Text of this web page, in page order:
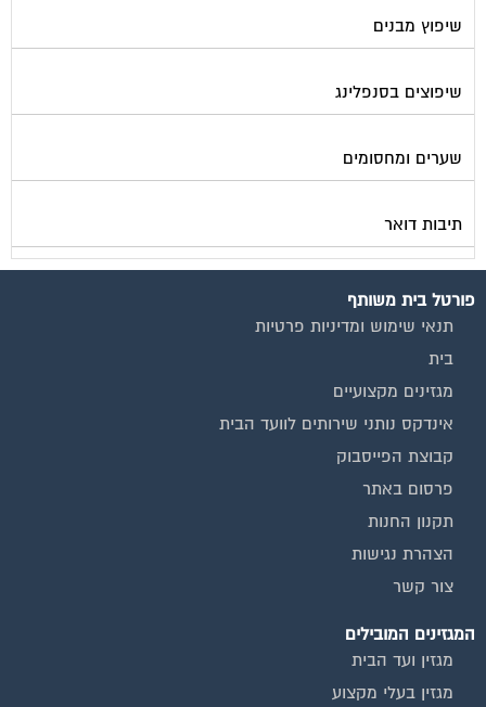
שיפוץ מבנים
שיפוצים בסנפלינג
שערים ומחסומים
תיבות דואר
פורטל בית משותף
תנאי שימוש ומדיניות פרטיות
בית
מגזינים מקצועיים
אינדקס נותני שירותים לוועד הבית
קבוצת הפייסבוק
פרסום באתר
תקנון החנות
הצהרת נגישות
צור קשר
המגזינים המובילים
מגזין ועד הבית
מגזין בעלי מקצוע